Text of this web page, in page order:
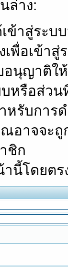
ล่าง:
ข้าสู่ระบ
เพื่อเข้า
นุญาติใ
บหรือส่ว
หรับการ
าจจะถู
ชิก
นี้โดยต